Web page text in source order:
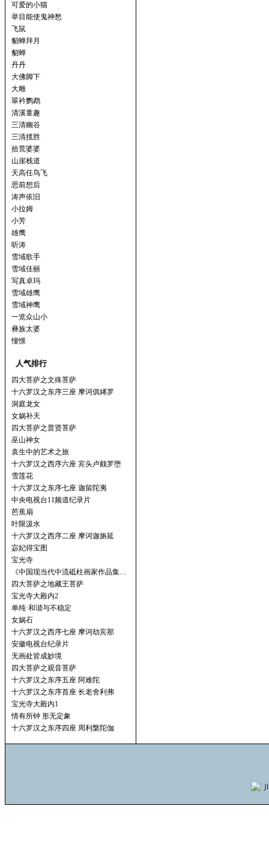
可爱的小猫
举目能使鬼神愁
飞鼠
貂蝉拜月
貂蝉
丹丹
大佛脚下
大雕
翠衿鹦鹉
清溪童趣
三清幽谷
三清揽胜
拾荒婆婆
山崖栈道
天高任鸟飞
思前想后
涛声依旧
小拉姆
小芳
雄鹰
听涛
雪域歌手
雪域佳丽
写真卓玛
雪域雄鹰
雪域神鹰
一览众山小
彝族太婆
憧憬
人气排行
四大菩萨之文殊菩萨
十六罗汉之东序三座 摩诃俱絺罗
洞庭龙女
女娲补天
四大菩萨之普贤菩萨
巫山神女
袁生中的艺术之旅
十六罗汉之西序六座 宾头卢颇罗堕
雪莲花
十六罗汉之东序七座 迦留陀夷
中央电视台11频道纪录片
芭蕉扇
叶限汲水
十六罗汉之西序二座 摩诃迦旃延
宓妃得宝图
宝光寺
《中国现当代中流砥柱画家作品集…
四大菩萨之地藏王菩萨
宝光寺大殿内2
单纯·和谐与不稳定
女娲石
十六罗汉之西序七座 摩诃劫宾那
安徽电视台纪录片
无画处皆成妙境
四大菩萨之观音菩萨
十六罗汉之东序五座 阿难陀
十六罗汉之东序首座 长老舍利弗
宝光寺大殿内1
情有所钟 形无定象
十六罗汉之东序四座 周利槃陀伽